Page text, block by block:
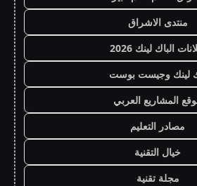
منتدى الاشراق
الباك لينك 2026
لينك وجيست بوست
المشاريع العربي
مصادر التعليم
خيال التقنية
مجلة تقنية